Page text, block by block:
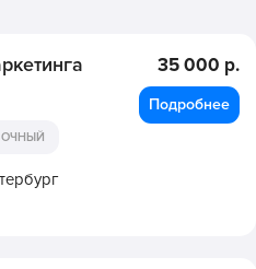
ОЧНЫЙ
35 000 р.
Подробнее